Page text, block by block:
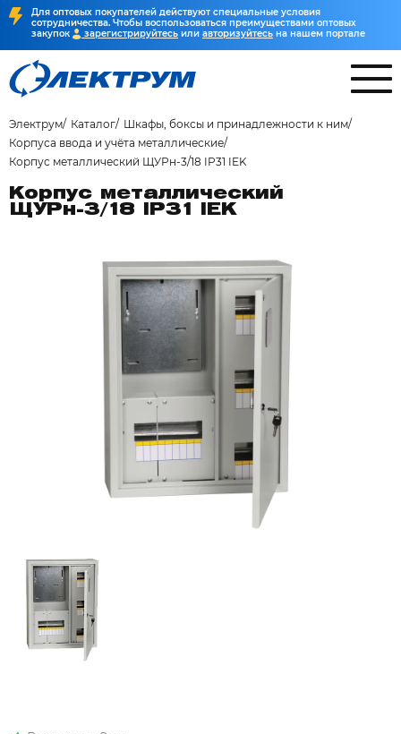
Для оптовых покупателей действуют специальные условия
сотрудничества. Чтобы воспользоваться преимуществами оптовых
закупок
зарегистрируйтесь или авторизуйтесь на нашем портале
Электрум Каталог
Шкафы, боксы и принадлежности к ним
Корпуса ввода и учёта металлические
Корпус металлический ЩУРн-3/18 IP31 IEK
Корпус металлический
ЩУРн-3/18 IP31 IEK